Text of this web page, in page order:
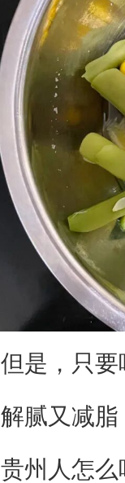
但是，只
解腻又减脂
贵州人怎